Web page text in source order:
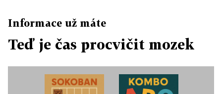
Informace už máte
Teď je čas procvičit mozek